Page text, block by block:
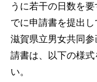
うに若干の日数を
でに申請書を提出し
滋賀県立男女共同
請書は、以下の様
い。